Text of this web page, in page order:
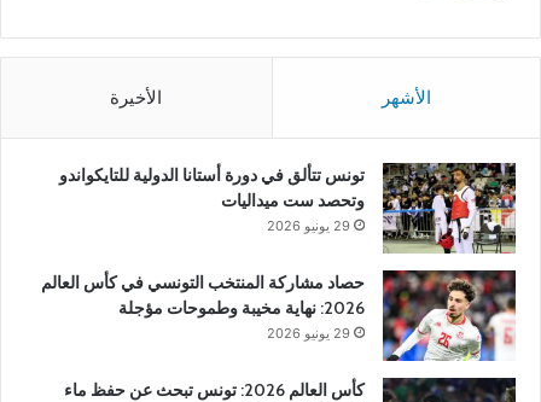
الأشهر الأخيرة
تونس تتألق في دورة أستانا الدولية للتايكواندو
وتحصد ست ميداليات
29 يونيو 2026
حصاد مشاركة المنتخب التونسي في كأس العالم
2026: نهاية مخيبة وطموحات مؤجلة
29 يونيو 2026
كأس العالم 2026: تونس تبحث عن حفظ ماء